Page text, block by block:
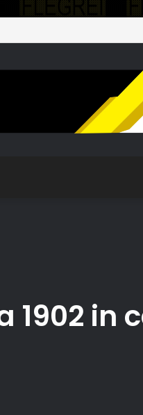
1902 in